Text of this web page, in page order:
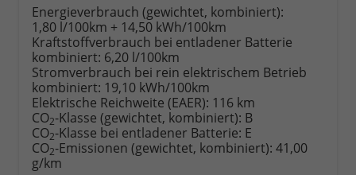
anfordernDatei,
Fahrzeugexposé
drucken
drucken,
parken
oder
vergleichen
Energieverbrauch (gewichtet, kombiniert):
1,80 l/100km + 14,50 kWh/100km
Kraftstoffverbrauch bei entladener Batterie
kombiniert: 6,20 l/100km
Stromverbrauch bei rein elektrischem Betrieb
kombiniert: 19,10 kWh/100km
Elektrische Reichweite (EAER): 116 km
CO2-Klasse (gewichtet, kombiniert): B
CO2-Klasse bei entladener Batterie: E
CO2-Emissionen (gewichtet, kombiniert): 41,00
g/km